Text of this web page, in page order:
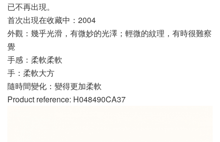
已不再出現。
首次出現在收藏中：2004
外觀：幾乎光滑，有微妙的光澤；輕微的紋理，有時很難察
覺
手感：柔軟柔軟
手：柔軟大方
隨時間變化：變得更加柔軟
Product reference: H048490CA37